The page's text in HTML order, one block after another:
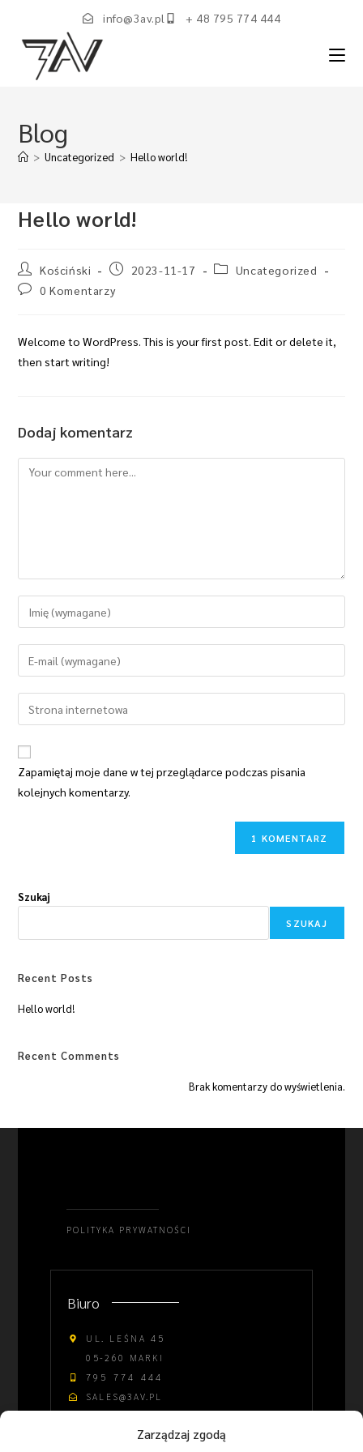
Zarządzaj zgodą
info@3av.pl + 48 795 774 444
Blog
> Uncategorized > Hello world!
Hello world!
Kościński 2023-11-17
Uncategorized
0 Komentarzy
Welcome to WordPress. This is your first post. Edit or delete it,
then start writing!
Dodaj komentarz
Zapamiętaj moje dane w tej przeglądarce podczas pisania
kolejnych komentarzy.
Szukaj
SZUKAJ
Recent Posts
Hello world!
Recent Comments
Brak komentarzy do wyświetlenia.
POLITYKA PRYWATNOŚCI
Biuro
UL. LEŚNA 45
05-260 MARKI
795 774 444
SALES@3AV.PL